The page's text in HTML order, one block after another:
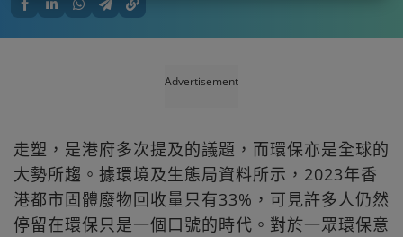
Advertisement
走塑，是港府多次提及的議題，而環保亦是全球的
大勢所趨。據環境及生態局資料所示，2023年香
港都市固體廢物回收量只有33%，可見許多人仍然
停留在環保只是一個口號的時代。對於一眾環保意